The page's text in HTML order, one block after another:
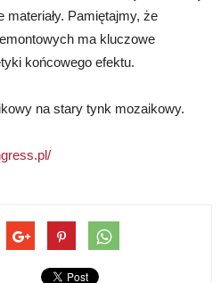
Pamiętajmy, że
ma kluczowe
końcowego efektu.
na stary tynk mozaikowy.